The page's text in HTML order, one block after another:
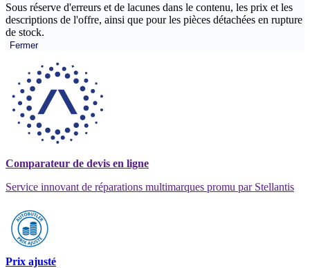
Sous réserve d'erreurs et de lacunes dans le contenu, les prix et les
descriptions de l'offre, ainsi que pour les pièces détachées en rupture
de stock.
Fermer
Comparateur de devis en ligne
Service innovant de réparations multimarques promu par Stellantis
Prix ajusté